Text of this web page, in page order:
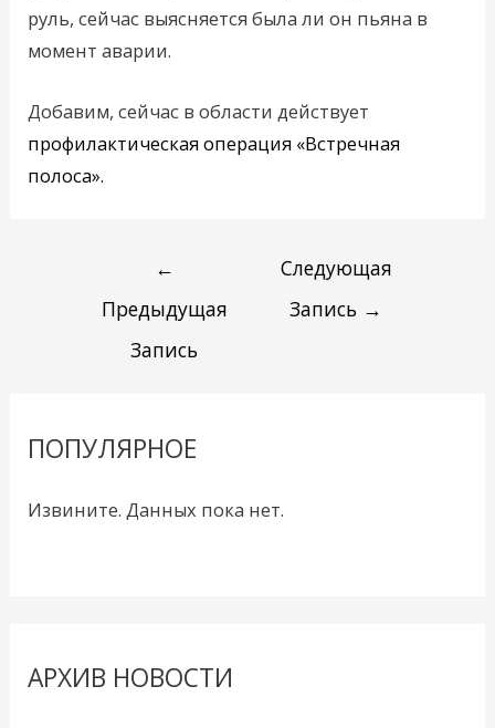
руль, сейчас выясняется была ли он пьяна в
момент аварии.
Добавим, сейчас в области действует
профилактическая операция «Встречная
полоса».
←
Предыдущая
Запись
Следующая
Запись →
ПОПУЛЯРНОЕ
Извините. Данных пока нет.
АРХИВ НОВОСТИ